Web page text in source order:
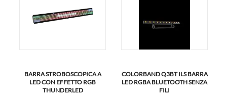
BARRA STROBOSCOPICA A
LED CON EFFETTO RGB
THUNDERLED
COLORBAND Q3BT ILS BARRA
LED RGBA BLUETOOTH SENZA
FILI